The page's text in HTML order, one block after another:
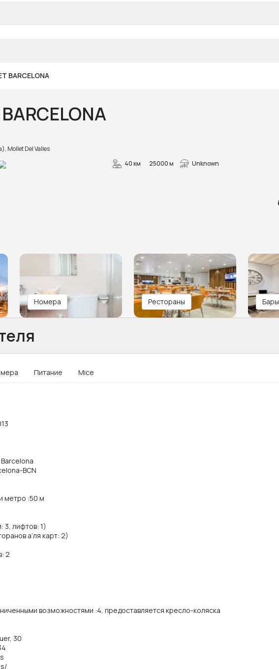
BARCELONA
Mollet Del Valles
40 км
25000 м Unknown
Номера Рестораны Бары
Питание Mice
BCN
метро :50 м
3, лифтов: 1)
а’ля карт: 2)
2
возможностями :4, предоставляется кресло-коляска
30